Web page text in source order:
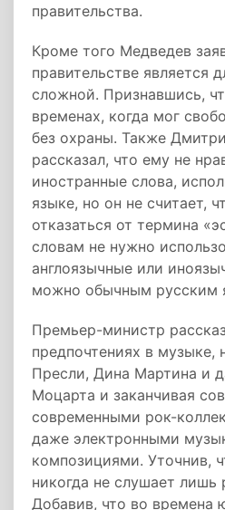
правительства.
Кроме того Медведев
правительстве является
сложной. Признавшись,
временах, когда мог
без охраны. Также
рассказал, что ему не
иностранные слова,
языке, но он не считает,
отказаться от термина
словам не нужно
англоязычные или
можно обычным русским
Премьер-министр
предпочтениях в музыке,
Пресли, Дина Мартина и
Моцарта и заканчивая
современными рок-
даже электронными
композициями. Уточнив,
никогда не слушает лишь
Добавив, что во времена